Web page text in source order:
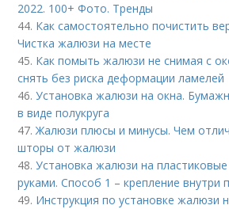
2022. 100+ Фото. Тренды
44. Как самостоятельно почистить
Чистка жалюзи на месте
45. Как помыть жалюзи не снимая с
снять без риска деформации ламелей
46.Установка жалюзи на окна.
в виде полукруга
47.Жалюзи плюсы и минусы. Чем
шторы от жалюзи
48.Установка жалюзи на
руками. Способ 1 – крепление внутри
49. Инструкция по установке жалюзи